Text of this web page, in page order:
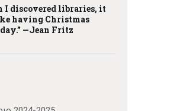
I discovered libraries, it
having Christmas
—Jean Fritz